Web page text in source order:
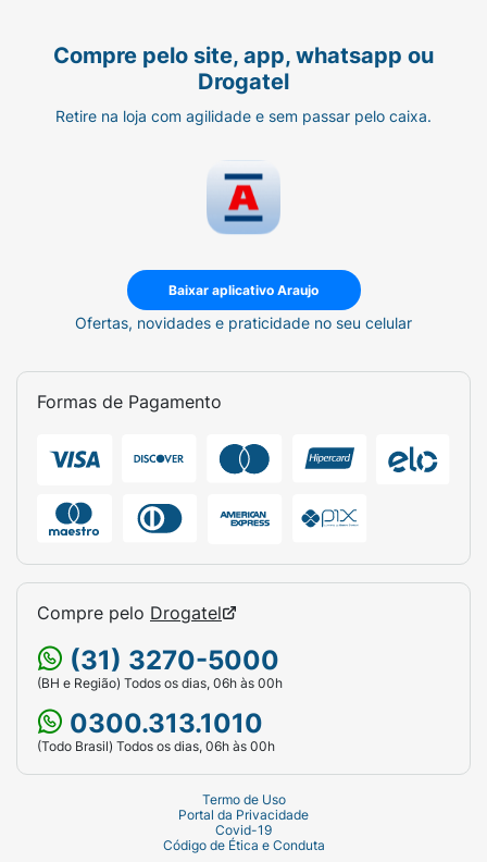
Compre pelo site, app, whatsapp ou
Drogatel
Retire na loja com agilidade e sem passar pelo caixa.
Baixar aplicativo Araujo
Ofertas, novidades e praticidade no seu celular
Formas de Pagamento
Compre pelo Drogatel
(31) 3270-5000
(BH e Região) Todos os dias, 06h às 00h
0300.313.1010
(Todo Brasil) Todos os dias, 06h às 00h
Termo de Uso
Portal da Privacidade
Covid-19
Código de Ética e Conduta